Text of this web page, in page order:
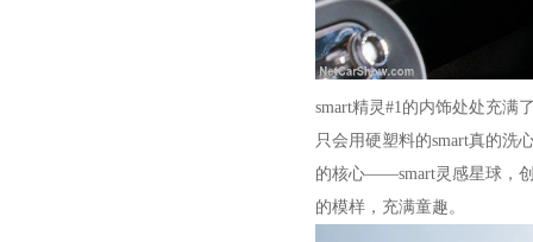
smart精灵#1的内饰处处充满
只会用硬塑料的smart真的洗
的核心——smart灵感星球，
的模样，充满童趣。